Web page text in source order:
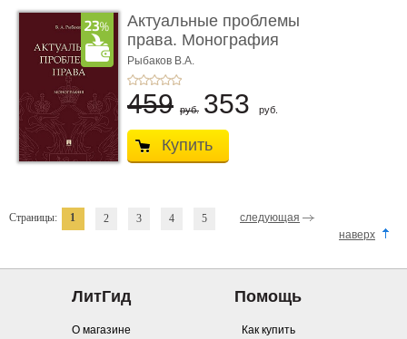
Актуальные проблемы
права. Монография
Рыбаков В.А.
459 руб. 353 руб.
Купить
Страницы: 1 2 3 4 5
следующая
наверх
ЛитГид
О магазине
Помощь
Как купить